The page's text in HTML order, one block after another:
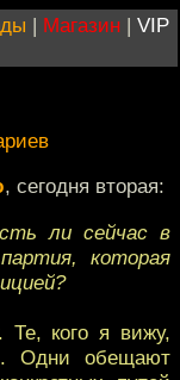
| Магазин | VIP
, сегодня вторая:
ли сейчас в
которая
кого я вижу,
Одни обещают